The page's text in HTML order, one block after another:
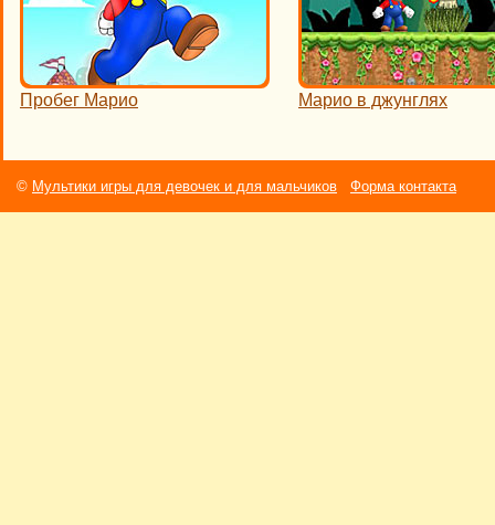
Пробег Марио Марио в джунглях
© Мультики игры для девочек и для мальчиков Форма контакта